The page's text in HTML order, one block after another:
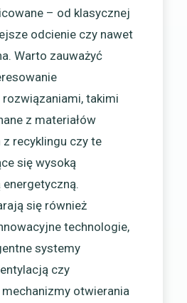
– od klasycznej
odcienie czy nawet
Warto zauważyć
takimi
z materiałów
recyklingu czy te
się wysoką
się również
technologie,
systemy
czy
otwierania